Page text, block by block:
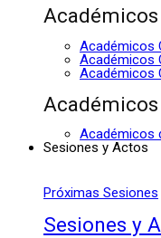
Académicos
Académicos
Académicos
Académicos
Sesiones y Actos
Próximas Sesiones
Sesiones y